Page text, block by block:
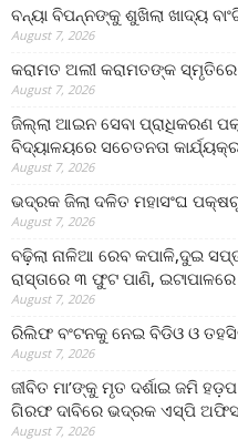
ବନ୍ୟା ବିପନ୍ନଙ୍କୁ ଶୁଖିଲା ଖାଦ୍ୟ
August 7, 2026
କରାମତ ଅଲୀ କରାମତଙ୍କ ସ୍ମୃତିରେ
August 7, 2026
ଜିଲ୍ଲା ଆଇନ ସେବା ପ୍ରାଧିକରଣ
ବିଦ୍ୟାଳୟରେ ସଚେତନତା
August 7, 2026
ଭଦ୍ରକ ଜିଲା ଦଳିତ ମହାସଂଘ
August 7, 2026
ବଢ଼ିଲା ନାଳିଆ ରେବ କପାଳି,ଦୁଇ
ରାସ୍ତାରେ ୩ ଫୁଟ ପାଣି,
August 7, 2026
ରିଲିଫ ବଂଟନକୁ ନେଇ ବିଡିଓ ଓ
August 7, 2026
ଜୀବିତ ମା’ଙ୍କୁ ମୃତ ଦର୍ଶାଇ ଜମି
ଗିରଫ ଦାବିରେ ଭଦ୍ରକ ଏସ୍‌ପି
August 7, 2026